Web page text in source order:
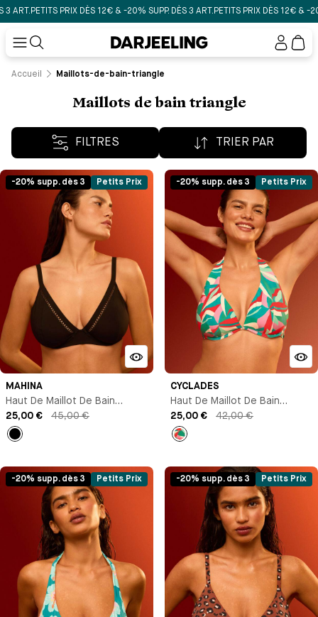
PETITS PRIX DÈS 12€ & -20% SUPP. DÈS 3 ART.PETITS PRIX DÈS 12€ & -20%
Mon
Accueil Maillots-de-bain-triangle
Maillots de bain triangle
FILTRES TRIER PAR
-20% supp. dès 3 Petits Prix
MAHINA
Haut De Maillot De Bain
Triangle Avec Armature
25,00 € 45,00 €
-20% supp. dès 3 Petits Prix
CYCLADES
Haut De Maillot De Bain
Triangle Avec Armature
25,00 € 42,00 €
-20% supp. dès 3 Petits Prix -20% supp. dès 3 Petits Prix